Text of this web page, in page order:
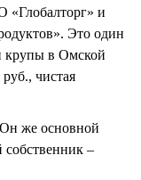
«Глобалторг» и
Это один
крупы в Омской
чистая
же основной
–